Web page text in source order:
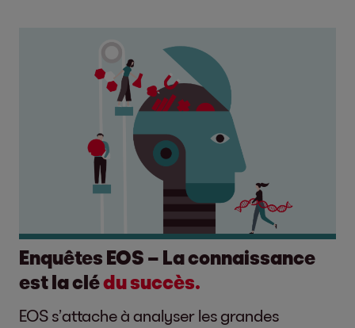
Enquêtes EOS – La connaissance
est la clédu succès.
EOS s’attache à analyser les grandes